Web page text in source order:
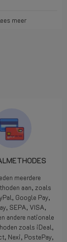
meer
meerdere
aan, zoals
Google Pay,
SEPA, VISA,
andere nationale
zoals iDeal,
Nexi, PostePay,